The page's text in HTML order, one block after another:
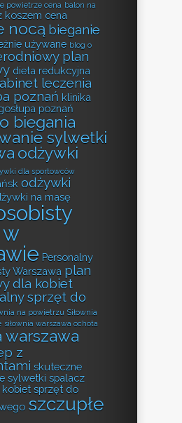
powietrze cena balon na
koszem cena
nocą bieganie
używane blog o
plan
dieta redukcyjna
leczenia
poznań klinika
poznań
biegania
sylwetki
odżywki
dla sportowców
odżywki
na masę
Personalny
Warszawa plan
dla kobiet
sprzęt do
na powietrzu Siłownia
siłownia warszawa ochota
warszawa
z
skuteczne
sylwetki spalacz
kobiet sprzęt do
szczupłe